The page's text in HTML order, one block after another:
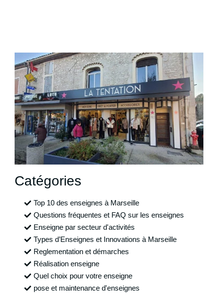
Catégories
Top 10 des enseignes à Marseille
Questions fréquentes et FAQ sur les enseignes
Enseigne par secteur d'activités
Types d’Enseignes et Innovations à Marseille
Reglementation et démarches
Réalisation enseigne
Quel choix pour votre enseigne
pose et maintenance d'enseignes